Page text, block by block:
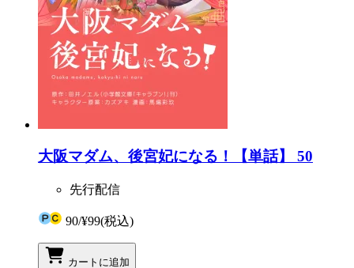
大阪マダム、後宮妃になる！【単話】 50
先行配信
90/¥99(税込)
カートに追加